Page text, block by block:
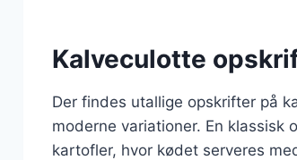
Kalveculotte
Der findes utallige opskrifter på
moderne variationer. En klassisk
kartofler, hvor kødet serveres